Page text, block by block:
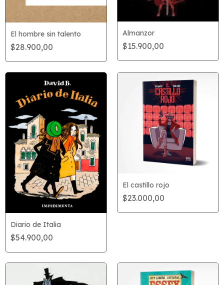
El hombre sin talento
$28.900,00
Almanzor
$15.900,00
Diario de Italia
$54.900,00
El castillo rojo
$23.000,00